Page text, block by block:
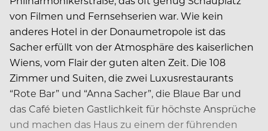
von Filmen und Fernsehserien war. Wie kein
anderes Hotel in der Donaumetropole ist das
Sacher erfüllt von der Atmosphäre des kaiserlichen
Wiens, vom Flair der guten alten Zeit. Die 108
Zimmer und Suiten, die zwei Luxusrestaurants
“Rote Bar” und “Anna Sacher”, die Blaue Bar und
das Café bieten Gastlichkeit für höchste Ansprüche
und machen das Haus zu einem der führenden